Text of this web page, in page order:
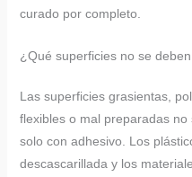
curado por completo.
¿Qué superficies no se
Las superficies grasientas,
flexibles o mal preparadas
solo con adhesivo. Los
descascarillada y los